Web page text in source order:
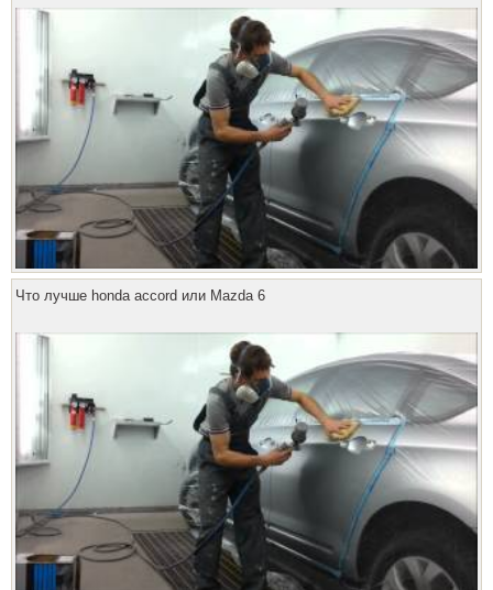
Что лучше honda accord или Mazda 6